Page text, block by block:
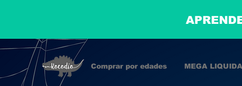
Comprar por edades MEGA